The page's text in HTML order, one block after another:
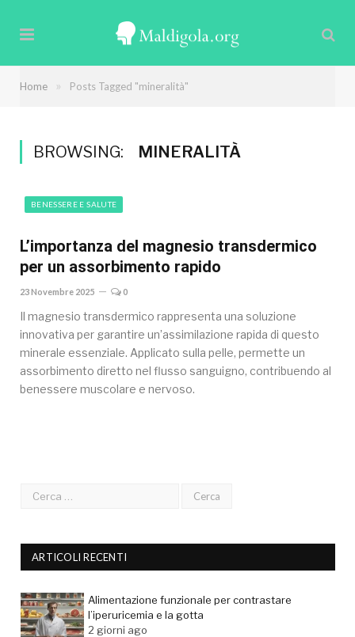
Home » Posts Tagged "mineralità"
BROWSING: MINERALITÀ
BENESSERE E SALUTE
L’importanza del magnesio transdermico
per un assorbimento rapido
23 Novembre 2025 0
Il magnesio transdermico rappresenta una soluzione
innovativa per garantire un’assimilazione rapida di questo
minerale essenziale. Applicato sulla pelle, permette un
assorbimento diretto nel flusso sanguigno, contribuendo al
benessere muscolare e nervoso.
ARTICOLI RECENTI
Alimentazione funzionale per contrastare
l’iperuricemia e la gotta
2 giorni ago